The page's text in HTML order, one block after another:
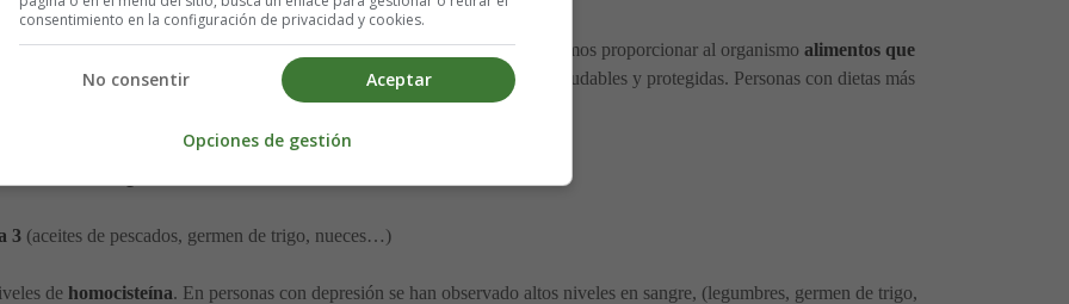
Para que el cerebro realice sus funciones con precisión, necesitamos proporcionar al organismo alimentos que
. Tienen que estar en un óptimo equilibrio y las neuronas saludables y protegidas. Personas con dietas más
de depresión:
3 (aceites de pescados, germen de trigo, nueces…)
de homocisteína. En personas con depresión se han observado altos niveles en sangre, (legumbres, germen de trigo,
consentimiento en la configuración de privacidad y cookies.
Aceptar
No consentir
Opciones de gestión